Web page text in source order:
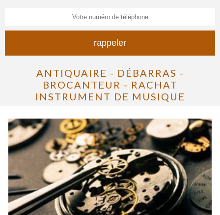
ANTIQUAIRE - DÉBARRAS -
BROCANTEUR - RACHAT
INSTRUMENT DE MUSIQUE